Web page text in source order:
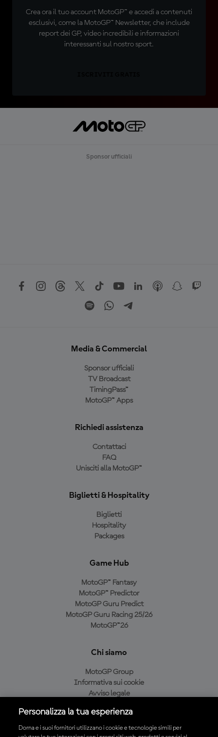
Crea ora il tuo account MotoGP™ e accedi a contenuti
esclusivi, come la MotoGP™ Newsletter, che include
report dei GP, video incredibili e informazioni
interessanti sul nostro sport.
Sponsor ufficiali
Media & Commercial
Sponsor ufficiali
TV Broadcast
TimingPass™
MotoGP™ Apps
Richiedi assistenza
Contattaci
FAQ
Unisciti alla MotoGP™
Biglietti & Hospitality
Biglietti
Hospitality
Packages
Game Hub
MotoGP™ Fantasy
MotoGP™ Predictor
MotoGP Guru Predict
MotoGP Guru Racing 25/26
MotoGP™26
Chi siamo
MotoGP Group
Informativa sui cookie
Avviso legale
Condizioni di acquisto
Personalizza la tua esperienza
Dorna e i suoi fornitori utilizzano i cookie e tecnologie simili per